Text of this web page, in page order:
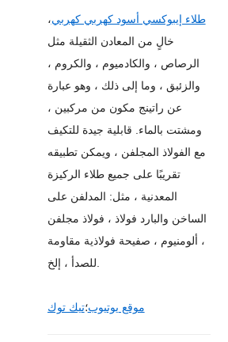
طلاء إيبوكسي أسود كهربي كهربي،
خالٍ من المعادن الثقيلة مثل
الرصاص ، والكادميوم ، والكروم ،
والزئبق ، وما إلى ذلك ، وهو عبارة
عن راتينج مكون من مركبين ،
ومشتت بالماء. قابلية جيدة للتكيف
مع الفولاذ المجلفن ، ويمكن تطبيقه
تقريبًا على جميع طلاء الركيزة
المعدنية ، مثل: المدلفن على
الساخن والبارد فولاذ ، فولاذ مجلفن
، ألومنيوم ، صفيحة فولاذية مقاومة
موقع يوتيوب؛تيك توك